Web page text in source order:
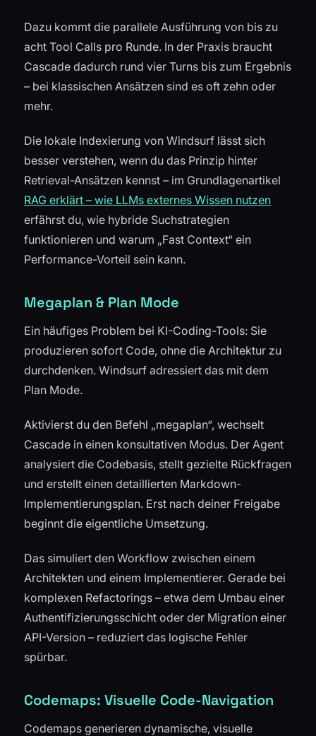
Dazu kommt die parallele Ausführung von bis zu
acht Tool Calls pro Runde. In der Praxis braucht
Cascade dadurch rund vier Turns bis zum Ergebnis
– bei klassischen Ansätzen sind es oft zehn oder
mehr.
Die lokale Indexierung von Windsurf lässt sich
besser verstehen, wenn du das Prinzip hinter
Retrieval-Ansätzen kennst – im Grundlagenartikel
RAG erklärt – wie LLMs externes Wissen nutzen
erfährst du, wie hybride Suchstrategien
funktionieren und warum „Fast Context“ ein
Performance-Vorteil sein kann.
Megaplan & Plan Mode
Ein häufiges Problem bei KI-Coding-Tools: Sie
produzieren sofort Code, ohne die Architektur zu
durchdenken. Windsurf adressiert das mit dem
Plan Mode.
Aktivierst du den Befehl „megaplan“, wechselt
Cascade in einen konsultativen Modus. Der Agent
analysiert die Codebasis, stellt gezielte Rückfragen
und erstellt einen detaillierten Markdown-
Implementierungsplan. Erst nach deiner Freigabe
beginnt die eigentliche Umsetzung.
Das simuliert den Workflow zwischen einem
Architekten und einem Implementierer. Gerade bei
komplexen Refactorings – etwa dem Umbau einer
Authentifizierungsschicht oder der Migration einer
API-Version – reduziert das logische Fehler
spürbar.
Codemaps: Visuelle Code-Navigation
Codemaps generieren dynamische, visuelle